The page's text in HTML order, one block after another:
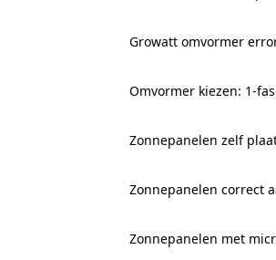
Growatt omvormer
Omvormer kiezen: 1-
Zonnepanelen zelf
Zonnepanelen correct
Zonnepanelen met